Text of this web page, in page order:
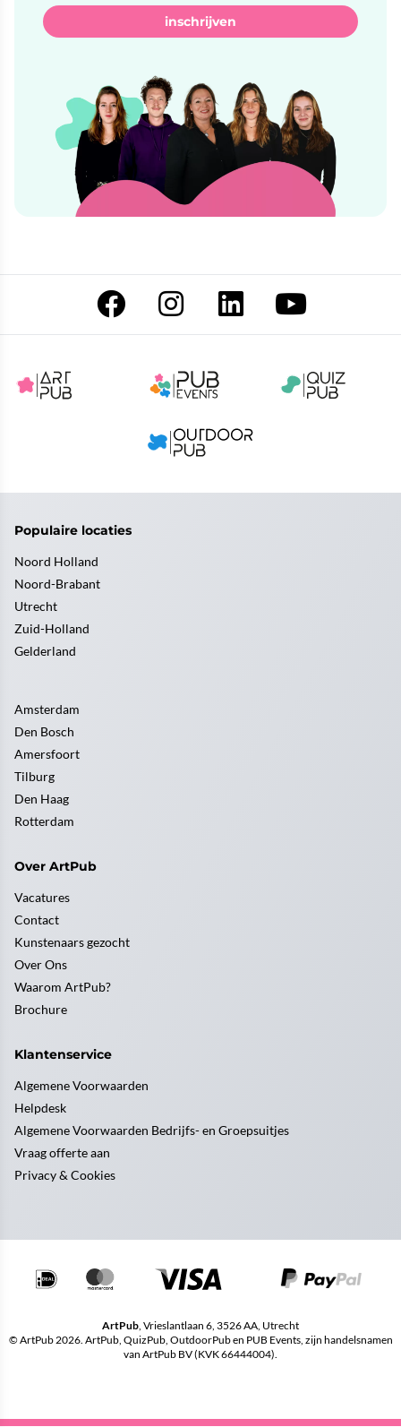
Populaire locaties
Noord Holland
Noord-Brabant
Utrecht
Zuid-Holland
Gelderland
Amsterdam
Den Bosch
Amersfoort
Tilburg
Den Haag
Rotterdam
Over ArtPub
Vacatures
Contact
Kunstenaars gezocht
Over Ons
Waarom ArtPub?
Brochure
Klantenservice
Algemene Voorwaarden
Helpdesk
Algemene Voorwaarden Bedrijfs- en Groepsuitjes
Vraag offerte aan
Privacy & Cookies
ArtPub , Vrieslantlaan 6, 3526 AA, Utrecht
© ArtPub 2026. ArtPub, QuizPub, OutdoorPub en PUB Events, zijn handelsnamen
van ArtPub BV (KVK 66444004).